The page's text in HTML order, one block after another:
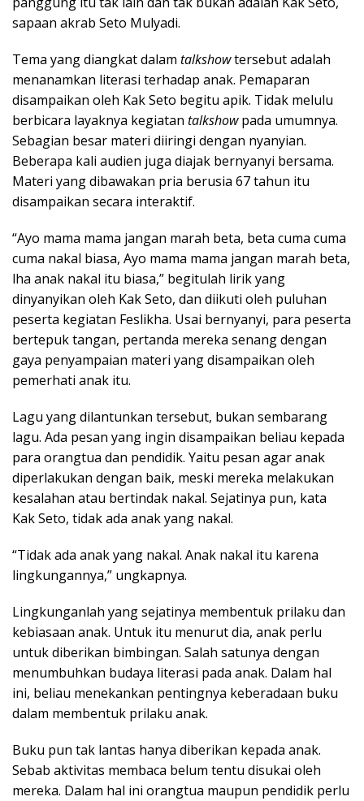
sapaan akrab Seto Mulyadi.
Tema yang diangkat dalam talkshowtersebut adalah
menanamkan literasi terhadap anak. Pemaparan
disampaikan oleh Kak Seto begitu apik. Tidak melulu
berbicara layaknya kegiatan talkshowpada umumnya.
Sebagian besar materi diiringi dengan nyanyian.
Beberapa kali audien juga diajak bernyanyi bersama.
Materi yang dibawakan pria berusia 67 tahun itu
disampaikan secara interaktif.
“Ayo mama mama jangan marah beta, beta cuma cuma
cuma nakal biasa, Ayo mama mama jangan marah beta,
lha anak nakal itu biasa,” begitulah lirik yang
dinyanyikan oleh Kak Seto, dan diikuti oleh puluhan
peserta kegiatan Feslikha. Usai bernyanyi, para peserta
bertepuk tangan, pertanda mereka senang dengan
gaya penyampaian materi yang disampaikan oleh
pemerhati anak itu.
Lagu yang dilantunkan tersebut, bukan sembarang
lagu. Ada pesan yang ingin disampaikan beliau kepada
para orangtua dan pendidik. Yaitu pesan agar anak
diperlakukan dengan baik, meski mereka melakukan
kesalahan atau bertindak nakal. Sejatinya pun, kata
Kak Seto, tidak ada anak yang nakal.
“Tidak ada anak yang nakal. Anak nakal itu karena
lingkungannya,” ungkapnya.
Lingkunganlah yang sejatinya membentuk prilaku dan
kebiasaan anak. Untuk itu menurut dia, anak perlu
untuk diberikan bimbingan. Salah satunya dengan
menumbuhkan budaya literasi pada anak. Dalam hal
ini, beliau menekankan pentingnya keberadaan buku
dalam membentuk prilaku anak.
Buku pun tak lantas hanya diberikan kepada anak.
Sebab aktivitas membaca belum tentu disukai oleh
mereka. Dalam hal ini orangtua maupun pendidik perlu